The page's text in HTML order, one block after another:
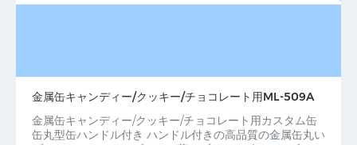
金属缶キャンディー/クッキー/チョコレート用ML-509A
金属缶キャンディー/クッキー/チョコレート用カスタム缶
缶丸型缶ハンドル付き ハンドル付きの高品質の金属缶丸い